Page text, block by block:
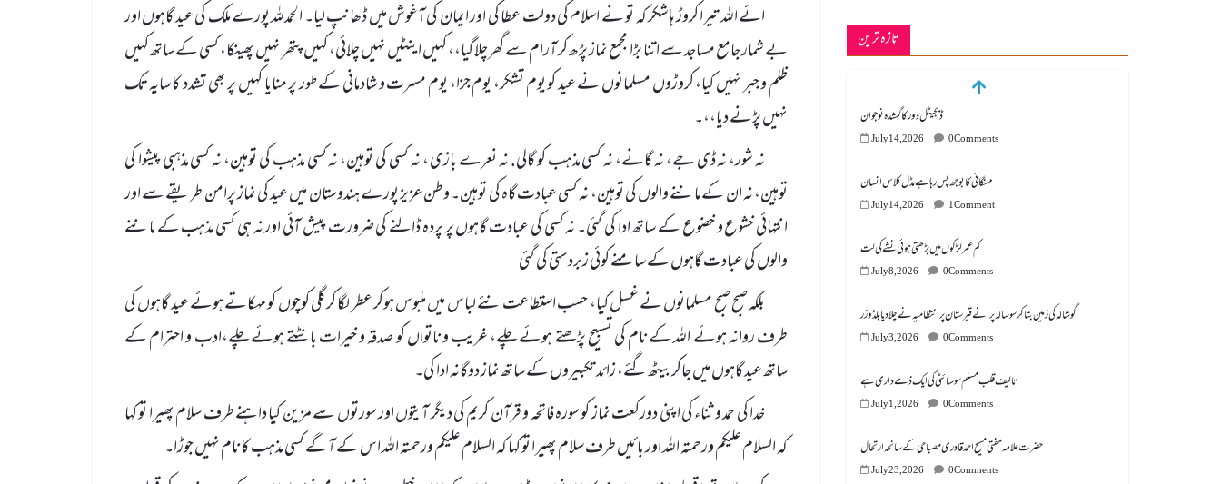
ائے اللہ تیرا کروڑ ہا شکر کہ تو نے اسلام کی دولت عطا کی اور ایمان کی آغوش میں ڈھانپ لیا۔ الحمدللہ پورے ملک کی عید گاہوں اور
بے شمار جامع مساجد سے اتنا بڑا مجمع نماز پڑھ کر آرام سے گھر چلا گیا،، کہیں اینٹیں نہیں چلائی، کہیں پتھر نہیں پھینکا، کسی کے ساتھ کہیں
ظلم و جبر نہیں کیا، کروڑوں مسلمانوں نے عید کو یوم تشکر، یوم جزا، یوم مسرت و شادمانی کے طور پر منایا کہیں پر بھی تشدد کا سایہ تک
نہیں پڑنے دیا،،۔
نہ شور، نہ ڈی جے، نہ گانے، نہ کسی مذہب کو گالی. نہ نعرے بازی ، نہ کسی کی توہین، نہ کسی مذہب کی توہین، نہ کسی مذہبی پیشوا کی
توہین، نہ ان کے ماننے والوں کی توہین، نہ کسی عبادت گاہ کی توہین۔ وطن عزیز پورے ہندوستان میں عید کی نماز پرامن طریقے سے اور
انتہائی خشوع و خضوع کے ساتھ ادا کی گئی۔ نہ کسی کی عبادت گاہوں پر پردہ ڈالنے کی ضرورت پیش آئی اور نہ ہی کسی مذہب کے ماننے
والوں کی عبادت گاہوں کے سامنے کوئی زبردستی کی گئی
بلکہ صبح صبح مسلمانوں نے غسل کیا، حسب استطاعت نئے لباس میں ملبوس ہوکر عطر لگا کر گلی کوچوں کو مہکاتے ہوئے عید گاہوں کی
طرف روانہ ہوئے اللہ کے نام کی تسبیح پڑھتے ہوئے چلے، غریب و ناتواں کو صدقہ و خیرات بانٹتے ہوئے چلے،ادب و احترام کے
ساتھ عید گاہوں میں جاکر بیٹھ گئے، زائد تکبیروں کے ساتھ نماز دوگانہ ادا کی۔
خدا کی حمد و ثناء کی اپنی دورکعت نماز کو سورہ فاتحہ و قرآن کریم کی دیگر آیتوں اور سورتوں سے مزین کیا داہنے طرف سلام پھیرا تو کہا
کہ السلام علیکم ورحمتہ اللہ اور بائیں طرف سلام پھیرا تو کہا کہ السلام علیکم ورحمتہ اللہ اس کے آگے کسی مذہب کا نام نہیں جوڑا۔
تازہ ترین
ڈیجیٹل دور کا گمشدہ نوجوان
July 14, 2026 0 Comments
مہنگائی کا بوجھ پس رہا ہے مڈل کلاس انسان
July 14, 2026 1 Comment
کم عمر لڑکوں میں بڑھتی ہوئی نشے کی لت
July 8, 2026 0 Comments
گوشالہ کی زمین بتا کر سوسالہ پرانے قبرستان پر انتظامیہ نے چلا دیا بلڈوزر
July 3, 2026 0 Comments
تالیف قلب مسلم سوسائٹی کی ایک ذمے داری ہے
July 1, 2026 0 Comments
July 23, 2026 0 Comments